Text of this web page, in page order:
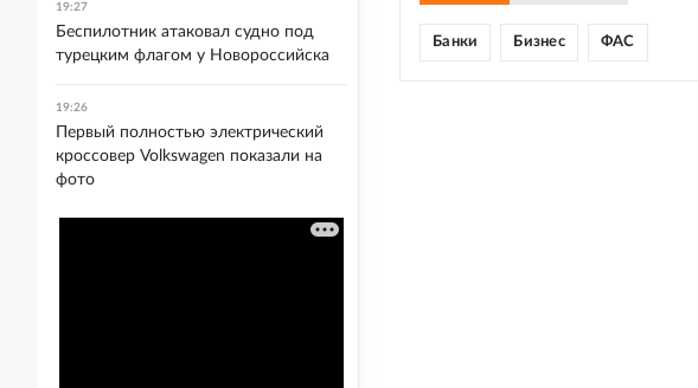
Банки Бизнес ФАС
19:27
Беспилотник атаковал судно под
турецким флагом у Новороссийска
19:26
Первый полностью электрический
кроссовер Volkswagen показали на
фото